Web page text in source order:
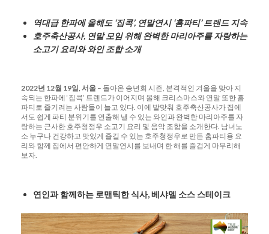
역대급 한파에 올해도‘집콕’, 연말연시‘홈파티’트렌드 지속
호주축산공사, 연말 모임 위해 완벽한 마리아주를 자랑하는
소고기 요리와 와인 조합 소개
2022년 12월 19일,서울 – 돌아온 송년회 시즌, 본격적인 겨울을 맞아 지
속되는 한파에 ‘집콕’ 트렌드가 이어지며 올해 크리스마스와 연말 또한 홈
파티로 즐기려는 사람들이 늘고 있다. 이에 발맞춰 호주축산공사가 집에
서도 쉽게 파티 분위기를 연출해 낼 수 있는 와인과 완벽한 마리아주를 자
랑하는 근사한 호주청정우 소고기 요리 및 음악 조합을 소개한다. 남녀노
소 누구나 건강하고 맛있게 즐길 수 있는 호주청정우로 만든 홈파티용 요
리와 함께 집에서 편안하게 연말연시를 보내며 한 해를 즐겁게 마무리해
보자.
연인과 함께하는 로맨틱한식사,베샤멜 소스 스테이크